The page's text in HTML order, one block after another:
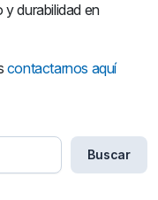
durabilidad en
contactarnos aquí
Buscar